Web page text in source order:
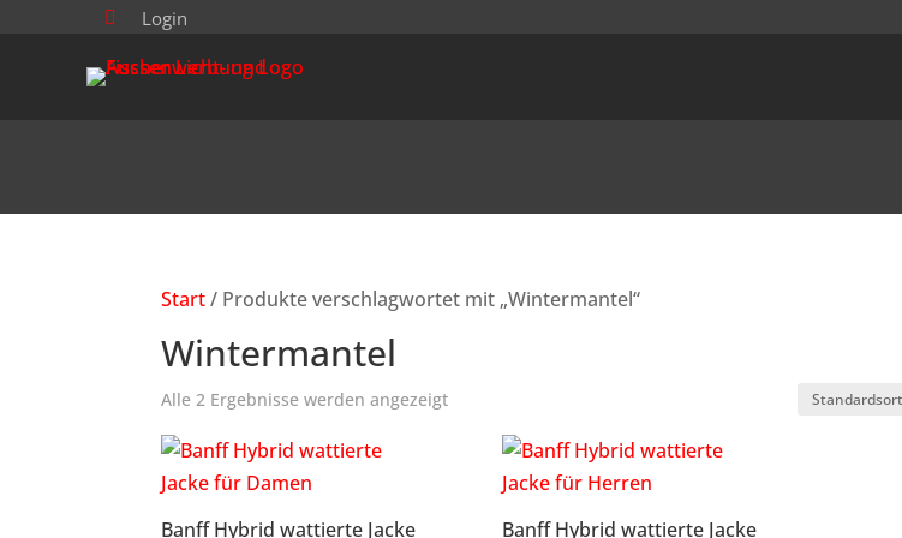
 Login
Start/ Produkte verschlagwortet mit „Wintermantel“
Wintermantel
Alle 2 Ergebnisse werden angezeigt
Banff Hybrid wattierte Jacke Banff Hybrid wattierte Jacke